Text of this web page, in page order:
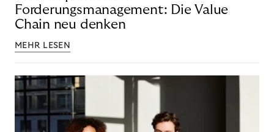
Forderungsmanagement: Die Value
Chain neu denken
MEHR LESEN